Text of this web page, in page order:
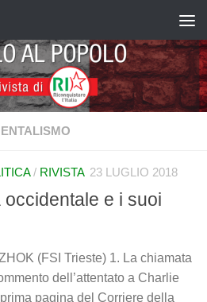
/ RIVISTA 23 LUGLIO 2018
occidentale e i suoi
(FSI Trieste) 1. La chiamata
dell’attentato a Charlie
pagina del Corriere della